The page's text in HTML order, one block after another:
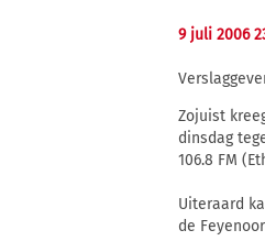
9 juli 2006
Zojuist
dinsdag
106.8 FM
Uiteraard
de